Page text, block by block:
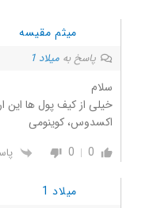
میثم مقیسه
پاسخ به میلاد 1
سلام
خیلی از کیف پول ها این
اکسدوس، کوینومی
0
0
میلاد 1